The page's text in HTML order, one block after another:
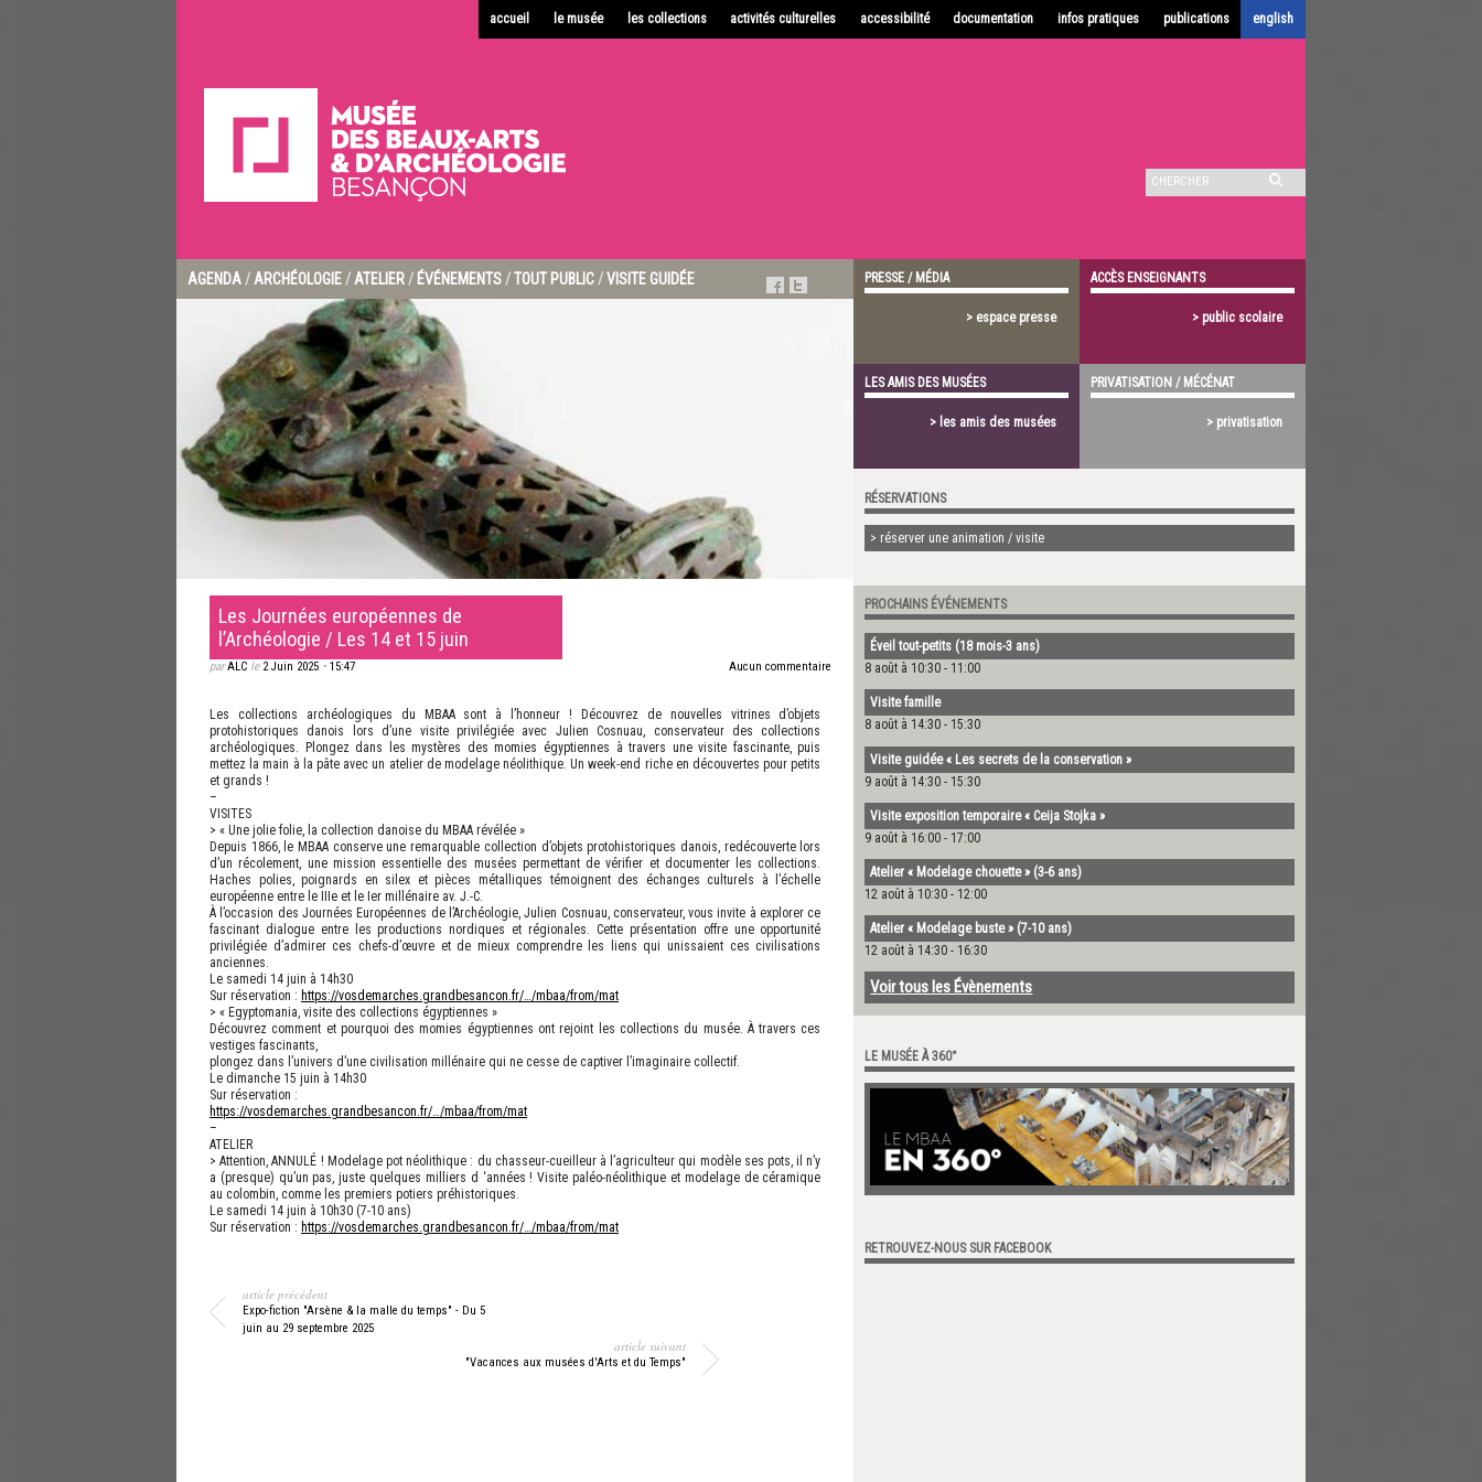
accueil le musée les collections activités culturelles accessibilité documentation infos pratiques publications english
AGENDA / ARCHÉOLOGIE / ATELIER / ÉVÉNEMENTS /TOUT PUBLIC /VISITE GUIDÉE
Les Journées européennes de
l’Archéologie / Les 14 et 15 juin
parALC le 2 Juin 2025 • 15:47 Aucun commentaire
Les collections archéologiques du MBAA sont à l’honneur ! Découvrez de nouvelles vitrines d’objets
protohistoriques danois lors d’une visite privilégiée avec Julien Cosnuau, conservateur des collections
archéologiques. Plongez dans les mystères des momies égyptiennes à travers une visite fascinante, puis
mettez la main à la pâte avec un atelier de modelage néolithique. Un week-end riche en découvertes pour petits
et grands !
–
VISITES
> « Une jolie folie, la collection danoise du MBAA révélée »
Depuis 1866, le MBAA conserve une remarquable collection d’objets protohistoriques danois, redécouverte lors
d’un récolement, une mission essentielle des musées permettant de vérifier et documenter les collections.
Haches polies, poignards en silex et pièces métalliques témoignent des échanges culturels à l’échelle
européenne entre le IIIe et le Ier millénaire av. J.-C.
À l’occasion des Journées Européennes de l’Archéologie, Julien Cosnuau, conservateur, vous invite à explorer ce
fascinant dialogue entre les productions nordiques et régionales. Cette présentation offre une opportunité
privilégiée d’admirer ces chefs-d’œuvre et de mieux comprendre les liens qui unissaient ces civilisations
anciennes.
Le samedi 14 juin à 14h30
Sur réservation : https://vosdemarches.grandbesancon.fr/…/mbaa/from/mat
> « Egyptomania, visite des collections égyptiennes »
Découvrez comment et pourquoi des momies égyptiennes ont rejoint les collections du musée. À travers ces
vestiges fascinants,
plongez dans l’univers d’une civilisation millénaire qui ne cesse de captiver l’imaginaire collectif.
Le dimanche 15 juin à 14h30
Sur réservation :
https://vosdemarches.grandbesancon.fr/…/mbaa/from/mat
–
ATELIER
> Attention, ANNULÉ ! Modelage pot néolithique : du chasseur-cueilleur à l’agriculteur qui modèle ses pots, il n’y
a (presque) qu’un pas, juste quelques milliers d ‘années ! Visite paléo-néolithique et modelage de céramique
au colombin, comme les premiers potiers préhistoriques.
Le samedi 14 juin à 10h30 (7-10 ans)
Sur réservation : https://vosdemarches.grandbesancon.fr/…/mbaa/from/mat
article précédent
Expo-fiction "Arsène & la malle du temps" - Du 5
juin au 29 septembre 2025
article suivant
"Vacances aux musées d'Arts et du Temps"
PRESSE / MÉDIA
> espace presse
ACCÈS ENSEIGNANTS
> public scolaire
LES AMIS DES MUSÉES
> les amis des musées
PRIVATISATION / MÉCÉNAT
> privatisation
RÉSERVATIONS
> réserver une animation / visite
PROCHAINS ÉVÉNEMENTS
Éveil tout-petits (18 mois-3 ans)
8 août à 10:30 - 11:00
Visite famille
8 août à 14:30 - 15:30
Visite guidée « Les secrets de la conservation »
9 août à 14:30 - 15:30
Visite exposition temporaire « Ceija Stojka »
9 août à 16:00 - 17:00
Atelier « Modelage chouette » (3-6 ans)
12 août à 10:30 - 12:00
Atelier « Modelage buste » (7-10 ans)
12 août à 14:30 - 16:30
Voir tous les Évènements
LE MUSÉE À 360°
RETROUVEZ-NOUS SUR FACEBOOK